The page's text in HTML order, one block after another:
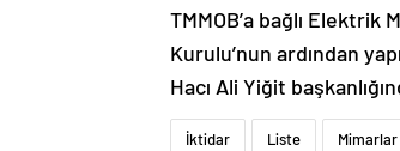
TMMOB’a bağlı Elektrik
Kurulu’nun ardından
Hacı Ali Yiğit
İktidar Liste Mimarlar